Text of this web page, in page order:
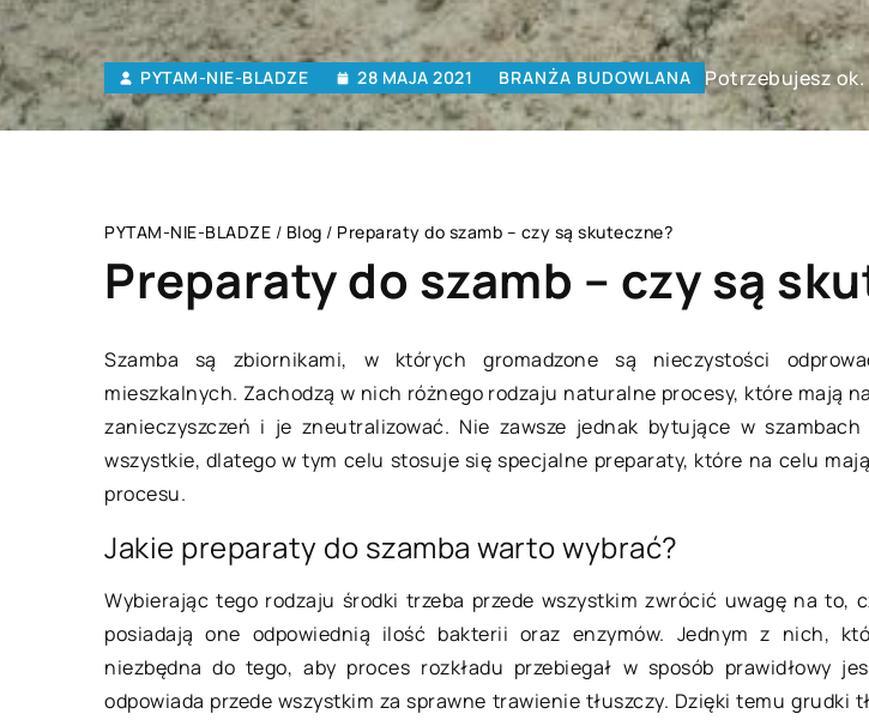
PYTAM-NIE-BLADZE 28 MAJA 2021 BRANŻA BUDOWLANA Potrzebujesz
PYTAM-NIE-BLADZE / Blog / Preparaty do szamb – czy są skuteczne?
Preparaty do szamb – czy są
Szamba są zbiornikami, w których gromadzone są nieczystości
mieszkalnych. Zachodzą w nich różnego rodzaju naturalne procesy, które mają
zanieczyszczeń i je zneutralizować. Nie zawsze jednak bytujące w szambach
wszystkie, dlatego w tym celu stosuje się specjalne preparaty, które na celu
procesu.
Jakie preparaty do szamba warto wybrać?
Wybierając tego rodzaju środki trzeba przede wszystkim zwrócić uwagę na to,
posiadają one odpowiednią ilość bakterii oraz enzymów. Jednym z nich,
niezbędna do tego, aby proces rozkładu przebiegał w sposób prawidłowy
odpowiada przede wszystkim za sprawne trawienie tłuszczy. Dzięki temu grudki
BEZ KATEGORII
16 kwietnia 2022
BIZNES I
11 marca 2021